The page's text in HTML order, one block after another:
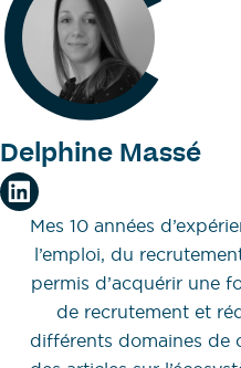
Delphine Massé
Mes 10 années
l’emploi, du
permis d’acquérir une
de recrutement et
différents domaines de